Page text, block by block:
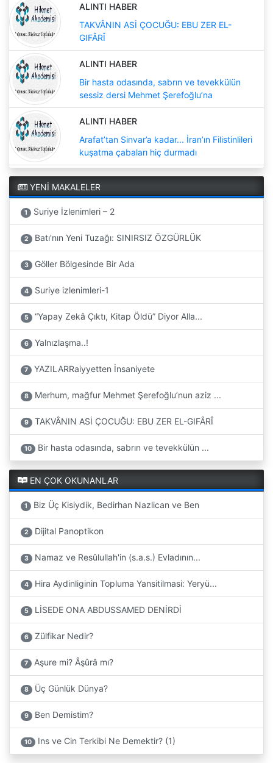
ALINTI HABER
TAKVÂNIN ASİ ÇOCUĞU: EBU ZER EL-
GIFÂRÎ
ALINTI HABER
Bir hasta odasında, sabrın ve tevekkülün
sessiz dersi Mehmet Şerefoğlu’na
ALINTI HABER
Arafat’tan Sinvar’a kadar... İran’ın Filistinlileri
kuşatma çabaları hiç durmadı
YENİ MAKALELER
1 Suriye İzlenimleri – 2
2 Batı'nın Yeni Tuzağı: SINIRSIZ ÖZGÜRLÜK
3 Göller Bölgesinde Bir Ada
4 Suriye izlenimleri-1
5 “Yapay Zekâ Çıktı, Kitap Öldü” Diyor Alla...
6 Yalnızlaşma..!
7 YAZILARRaiyyetten İnsaniyete
8 Merhum, mağfur Mehmet Şerefoğlu’nun aziz ...
9 TAKVÂNIN ASİ ÇOCUĞU: EBU ZER EL-GIFÂRÎ
10 Bir hasta odasında, sabrın ve tevekkülün ...
EN ÇOK OKUNANLAR
1 Biz Üç Kisiydik, Bedirhan Nazlican ve Ben
2 Dijital Panoptikon
3 Namaz ve Resûlullah'in (s.a.s.) Evladının...
4 Hira Aydinliginin Topluma Yansitilmasi: Yeryü...
5 LİSEDE ONA ABDUSSAMED DENİRDİ
6 Zülfikar Nedir?
7 Aşure mi? Âşûrâ mı?
8 Üç Günlük Dünya?
9 Ben Demistim?
10 Ins ve Cin Terkibi Ne Demektir? (1)